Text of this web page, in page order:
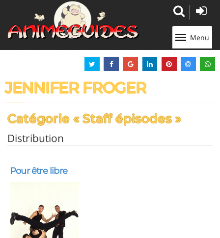
Menu
JENNIFER FROGER
Catégorie « Staff épisodes »
Distribution
Pour être libre
Panneau de gestion des cookies